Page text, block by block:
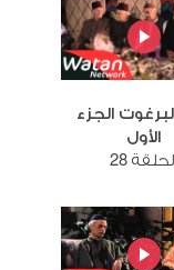
الجزء
الأول
28